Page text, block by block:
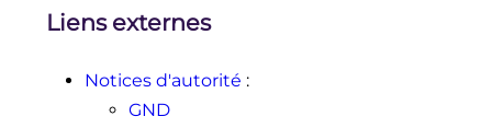
Liens externes
Notices d'autorité :
GND